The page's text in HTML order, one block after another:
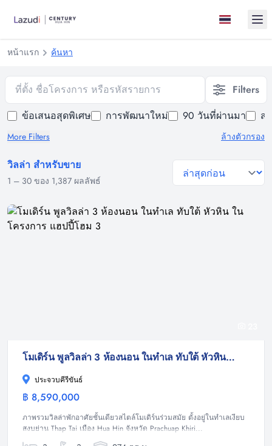
หน้าแรก ค้นหา
ที่ตั้ง ชื่อโครงการ หรือรหัสรายการ
Filters
ข้อเสนอสุดพิเศษ
การพัฒนาใหม่ 90 วันที่ผ่านมา ส
More Filters ล้างตัวกรอง
วิลล่า สำหรับขาย
1 – 30 ของ 1,387 ผลลัพธ์
general.sort-by
โมเดิร์น พูลวิลล่า 3 ห้องนอน ในทำเล ทับใต้ หัวหิน ในโครงการ แฮปปี้โฮม 3
ประจวบคีรีขันธ์
฿ 8,590,000
ภาพรวมวิลล่าพักอาศัยชั้นเดียวสไตล์โมเดิร์นร่วมสมัย ตั้งอยู่ในทำเลเงียบ
สงบย่าน Thap Tai เมือง Hua Hin จังหวัด Prachuap Khiri...